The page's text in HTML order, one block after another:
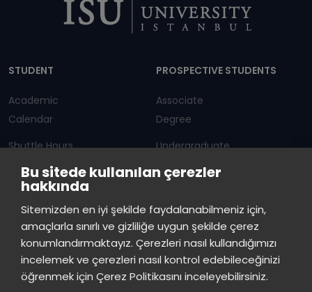
Bu sitede kullanılan çerezler
hakkında
Sitemizden en iyi şekilde faydalanabilmeniz için,
amaçlarla sınırlı ve gizliliğe uygun şekilde çerez
konumlandırmaktayız. Çerezleri nasıl kullandığımızı
incelemek ve çerezleri nasıl kontrol edebileceğinizi
öğrenmek için Çerez Politikasını inceleyebilirsiniz.
STUDENT
Academic
Calendar
Shuttle Hours
Announcements
PROSPECTIVE STUDENTS
Associate
Degree
Undergraduate
Graduate Programs
ISTINYE
Press
Istinye Post Our campuses